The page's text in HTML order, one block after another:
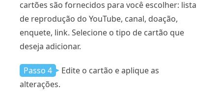
cartões são fornecidos para você escolher: lista
de reprodução do YouTube, canal, doação,
enquete, link. Selecione o tipo de cartão que
deseja adicionar.
Passo 4
Edite o cartão e aplique as
alterações.